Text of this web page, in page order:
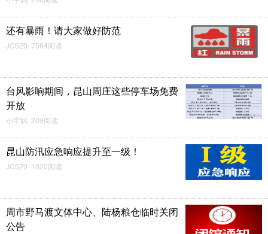
还有暴雨！请大家做好防范
JC520 7564阅读
台风影响期间，昆山周庄这些停车场免费
开放
小宇妈 209阅读
昆山防汛应急响应提升至一级！
JC520 1020阅读
周市野马渡文体中心、陆杨粮仓临时关闭
公告